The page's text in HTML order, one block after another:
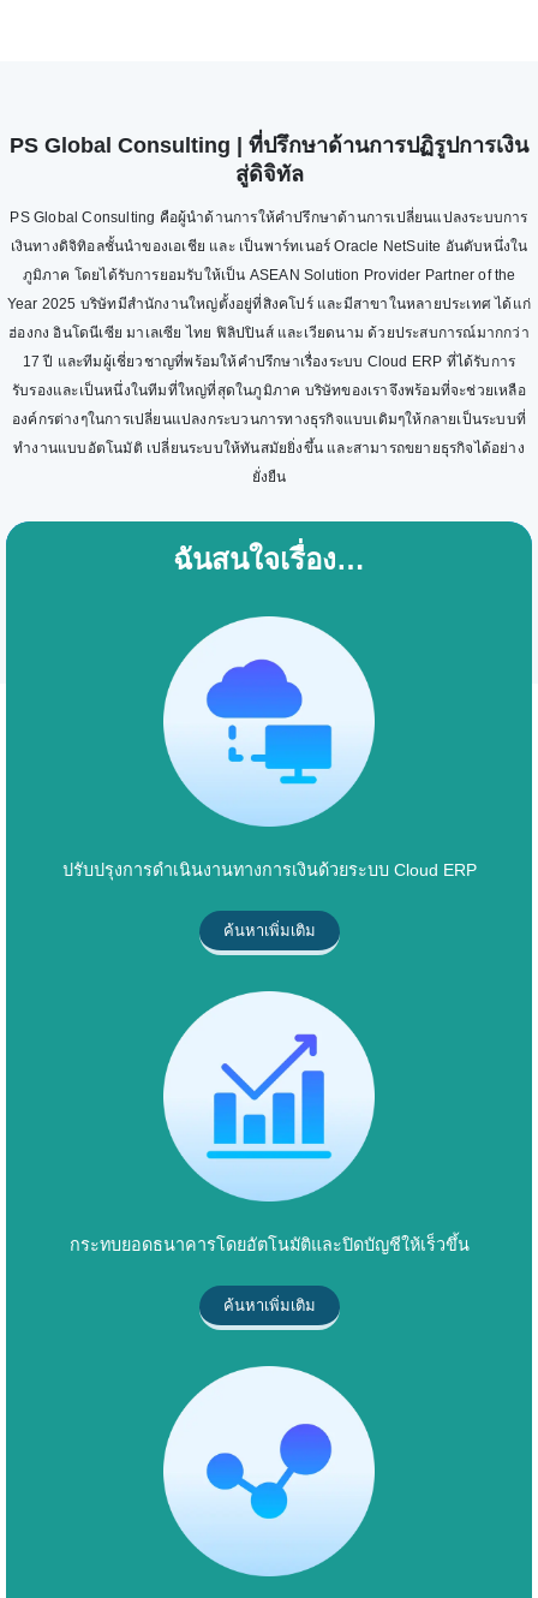
PS Global Consulting | ที่ปรึกษาด้านการปฏิรูปการเงิน
สู่ดิจิทัล
PS Global Consulting คือผู้นำด้านการให้คำปรึกษาด้านการเปลี่ยนแปลงระบบการ
เงินทางดิจิทิอลชั้นนำของเอเชีย และ เป็นพาร์ทเนอร์ Oracle NetSuite อันดับหนึ่งใน
ภูมิภาค โดยได้รับการยอมรับให้เป็น ASEAN Solution Provider Partner of the
Year 2025 บริษัทมีสำนักงานใหญ่ตั้งอยู่ที่สิงคโปร์ และมีสาขาในหลายประเทศ ได้แก่
ฮ่องกง อินโดนีเซีย มาเลเซีย ไทย ฟิลิปปินส์ และเวียดนาม ด้วยประสบการณ์มากกว่า
17 ปี และทีมผู้เชี่ยวชาญที่พร้อมให้คำปรึกษาเรื่องระบบ Cloud ERP ที่ได้รับการ
รับรองและเป็นหนึ่งในทีมที่ใหญ่ที่สุดในภูมิภาค บริษัทของเราจึงพร้อมที่จะช่วยเหลือ
องค์กรต่างๆในการเปลี่ยนแปลงกระบวนการทางธุรกิจแบบเดิมๆให้กลายเป็นระบบที่
ทำงานแบบอัตโนมัติ เปลี่ยนระบบให้ทันสมัยยิ่งขึ้น และสามารถขยายธุรกิจได้อย่าง
ยั่งยืน
ฉันสนใจเรื่อง…
ปรับปรุงการดำเนินงานทางการเงินด้วยระบบ Cloud ERP
ค้นหาเพิ่มเติม
กระทบยอดธนาคารโดยอัตโนมัติและปิดบัญชีให้เร็วขึ้น
ค้นหาเพิ่มเติม